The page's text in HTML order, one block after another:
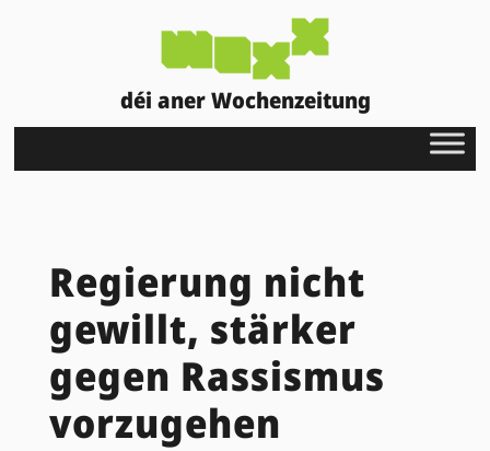
déi aner Wochenzeitung
Regierung nicht
gewillt, stärker
gegen Rassismus
vorzugehen